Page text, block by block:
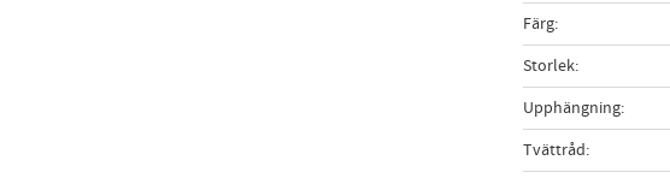
Färg
Storlek
Upphängning
Tvättråd